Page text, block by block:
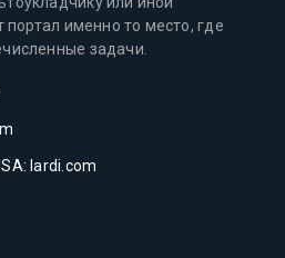
портал именно то место, где
задачи.
lardi.com